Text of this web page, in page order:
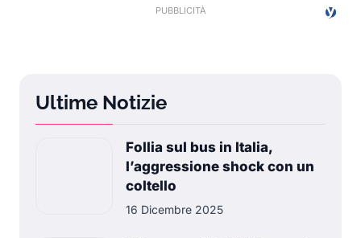
Ultime Notizie
Follia sul bus in Italia,
l’aggressione shock con un
coltello
16 Dicembre 2025